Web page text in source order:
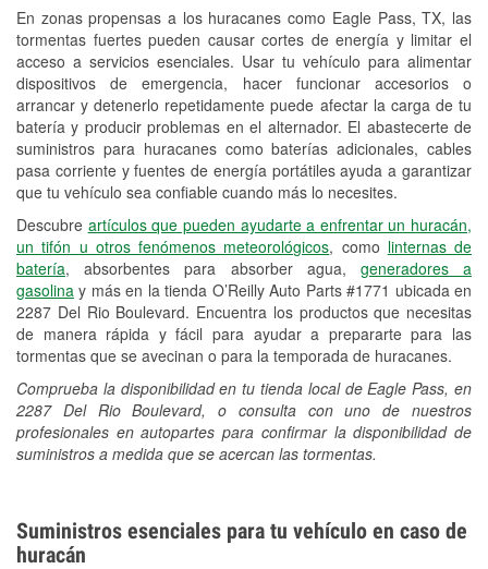
En zonas propensas a los huracanes como Eagle Pass, TX, las
tormentas fuertes pueden causar cortes de energía y limitar el
acceso a servicios esenciales. Usar tu vehículo para alimentar
dispositivos de emergencia, hacer funcionar accesorios o
arrancar y detenerlo repetidamente puede afectar la carga de tu
batería y producir problemas en el alternador. El abastecerte de
suministros para huracanes como baterías adicionales, cables
pasa corriente y fuentes de energía portátiles ayuda a garantizar
que tu vehículo sea confiable cuando más lo necesites.
Descubre artículos que pueden ayudarte a enfrentar un huracán,
un tifón u otros fenómenos meteorológicos, como linternas de
batería, absorbentes para absorber agua, generadores a
gasolina y más en la tienda O’Reilly Auto Parts #1771 ubicada en
2287 Del Rio Boulevard. Encuentra los productos que necesitas
de manera rápida y fácil para ayudar a prepararte para las
tormentas que se avecinan o para la temporada de huracanes.
Comprueba la disponibilidad en tu tienda local de Eagle Pass, en
2287 Del Rio Boulevard, o consulta con uno de nuestros
profesionales en autopartes para confirmar la disponibilidad de
suministros a medida que se acercan las tormentas.
freno
Hurricane Supplies
Tornado Supplies
Conoce más
Idiomas adicionales
Español
Suministros esenciales para tu vehículo en caso de
huracán